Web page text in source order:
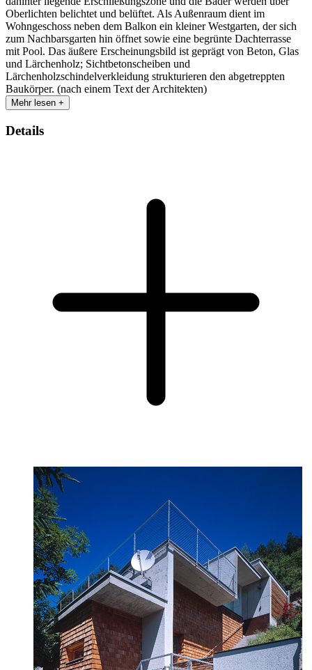
Oberlichten belichtet und belüftet. Als Außenraum dient im
Wohngeschoss neben dem Balkon ein kleiner Westgarten, der sich
zum Nachbarsgarten hin öffnet sowie eine begrünte Dachterrasse
mit Pool. Das äußere Erscheinungsbild ist geprägt von Beton, Glas
und Lärchenholz; Sichtbetonscheiben und
Lärchenholzschindelverkleidung strukturieren den abgetreppten
Baukörper. (nach einem Text der Architekten)
Mehr lesen +
Details